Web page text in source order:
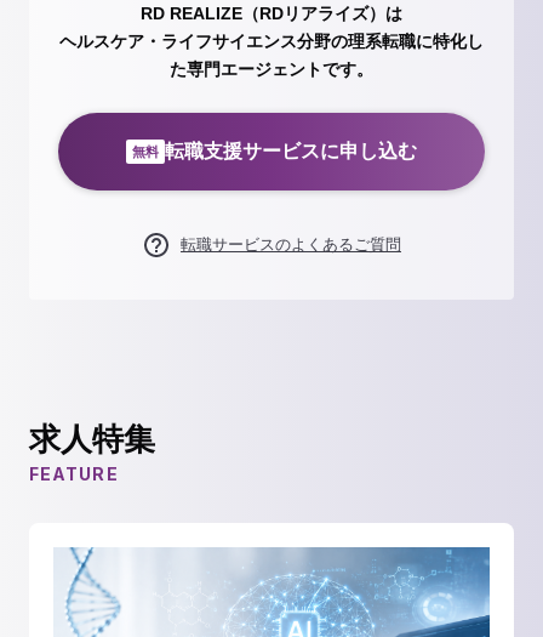
RD REALIZE（RDリアライズ）は
ヘルスケア・ライフサイエンス分野の理系転職に特化し
た専門エージェントです。
無料 転職支援サービスに申し込む
転職サービスのよくあるご質問
求人特集
FEATURE